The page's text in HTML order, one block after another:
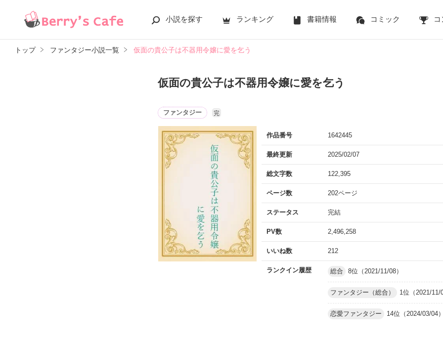
小説を探す ランキング 書籍情報 コミック コ
トップ ファンタジー小説一覧 仮面の貴公子は不器用令嬢に愛を乞う
仮面の貴公子は不器用令嬢に愛を乞う
ファンタジー 完
作品番号 1642445
最終更新 2025/02/07
総文字数 122,395
ページ数 202ページ
ステータス 完結
PV数 2,496,258
いいね数 212
ランクイン履歴 総合 8位（2021/11/08）
ファンタジー（総合） 1位（2021/11/
恋愛ファンタジー 14位（2024/03/04）